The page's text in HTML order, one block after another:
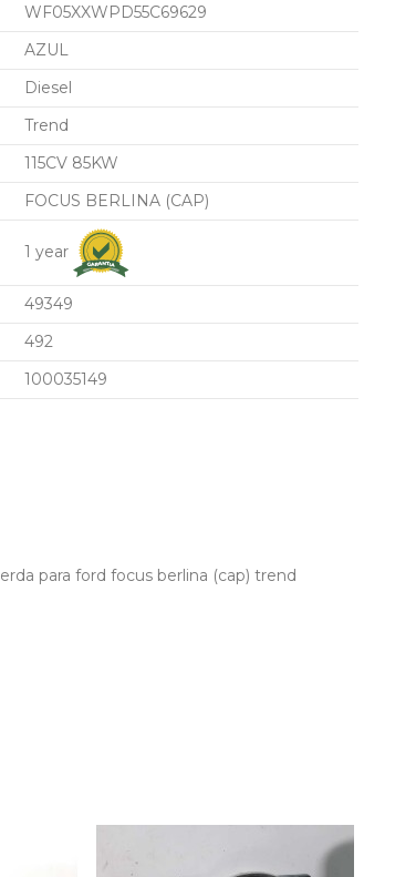
WF05XXWPD55C69629
AZUL
Diesel
Trend
115CV 85KW
FOCUS BERLINA (CAP)
1 year
49349
492
100035149
para ford focus berlina (cap) trend